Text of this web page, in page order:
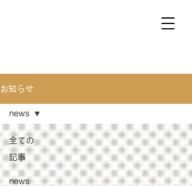
お知らせ
全ての
記事
news
news